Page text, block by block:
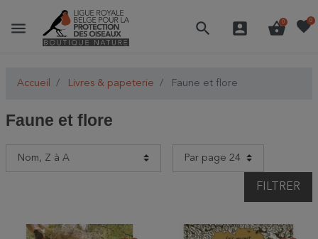
menu search account_box shopping_basket
0 favorite0
Accueil Livres & papeterie Faune et flore
Faune et flore
FILTRER